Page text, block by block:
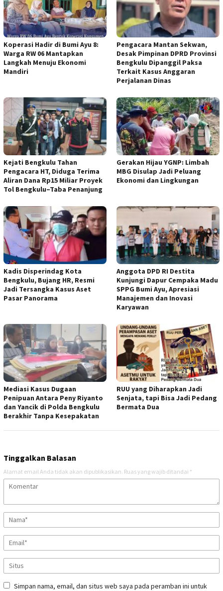
Koperasi Hadir di Bumi Ayu 8:
Warga RW 06 Mantapkan
Langkah Menuju Ekonomi
Mandiri
Pengacara Mantan Sekwan,
Desak Pimpinan DPRD Provinsi
Bengkulu Dipanggil Paksa
Terkait Kasus Anggaran
Perjalanan Dinas
Kejati Bengkulu Tahan
Pengacara HT, Diduga Terima
Aliran Dana Rp15 Miliar Proyek
Tol Bengkulu–Taba Penanjung
Gerakan Hijau YGNP: Limbah
MBG Disulap Jadi Peluang
Ekonomi dan Lingkungan
Kadis Disperindag Kota
Bengkulu, Bujang HR, Resmi
Jadi Tersangka Kasus Aset
Pasar Panorama
Anggota DPD RI Destita
Kunjungi Dapur Cempaka Madu
SPPG Bumi Ayu, Apresiasi
Manajemen dan Inovasi
Karyawan
Mediasi Kasus Dugaan
Penipuan Antara Peny Riyanto
dan Yancik di Polda Bengkulu
Berakhir Tanpa Kesepakatan
RUU yang Diharapkan Jadi
Senjata, tapi Bisa Jadi Pedang
Bermata Dua
Tinggalkan Balasan
Alamat email Anda tidak akan dipublikasikan. Ruas yang wajib ditandai *
Simpan nama, email, dan situs web saya pada peramban ini untuk